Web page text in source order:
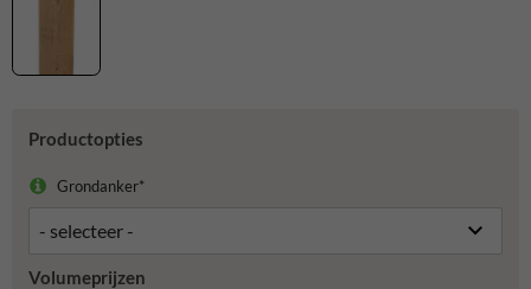
Productopties
Grondanker*
Volumeprijzen